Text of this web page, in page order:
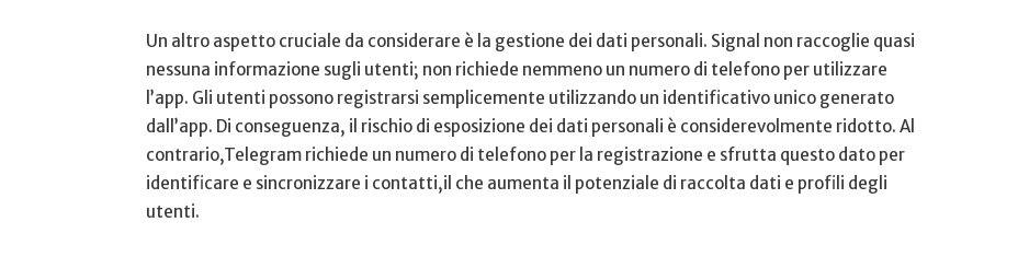
Un altro ‍aspetto​ cruciale da considerare‌ è la gestione dei dati personali. Signal non raccoglie quasi
nessuna⁤ informazione⁤ sugli utenti; non richiede nemmeno un numero di ‌telefono per utilizzare
l’app. Gli utenti possono registrarsi semplicemente utilizzando un identificativo unico generato
‌dall’app. Di conseguenza, il rischio di esposizione dei dati ⁢personali è considerevolmente ridotto. Al
contrario,Telegram richiede un ​numero di telefono per la registrazione e sfrutta questo dato per
identificare e sincronizzare i contatti,il che aumenta il potenziale di raccolta dati e profili degli
utenti.